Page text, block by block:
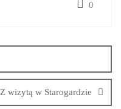
0
Z wizytą w Starogardzie